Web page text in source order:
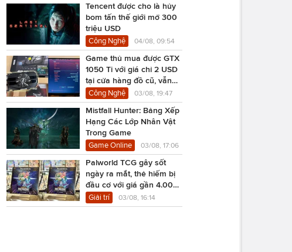
Tencent được cho là hủy
bom tấn thế giới mở 300
triệu USD
Công Nghệ 04/08, 09:54
Game thủ mua được GTX
1050 Ti với giá chỉ 2 USD
tại cửa hàng đồ cũ, vẫn
chạy Cyberpunk 2077
Công Nghệ 03/08, 19:47
Mistfall Hunter: Bảng Xếp
Hạng Các Lớp Nhân Vật
Trong Game
Game Online 03/08, 17:06
Palworld TCG gây sốt
ngày ra mắt, thẻ hiếm bị
đầu cơ với giá gần 4.000
USD
Giải trí 03/08, 16:14